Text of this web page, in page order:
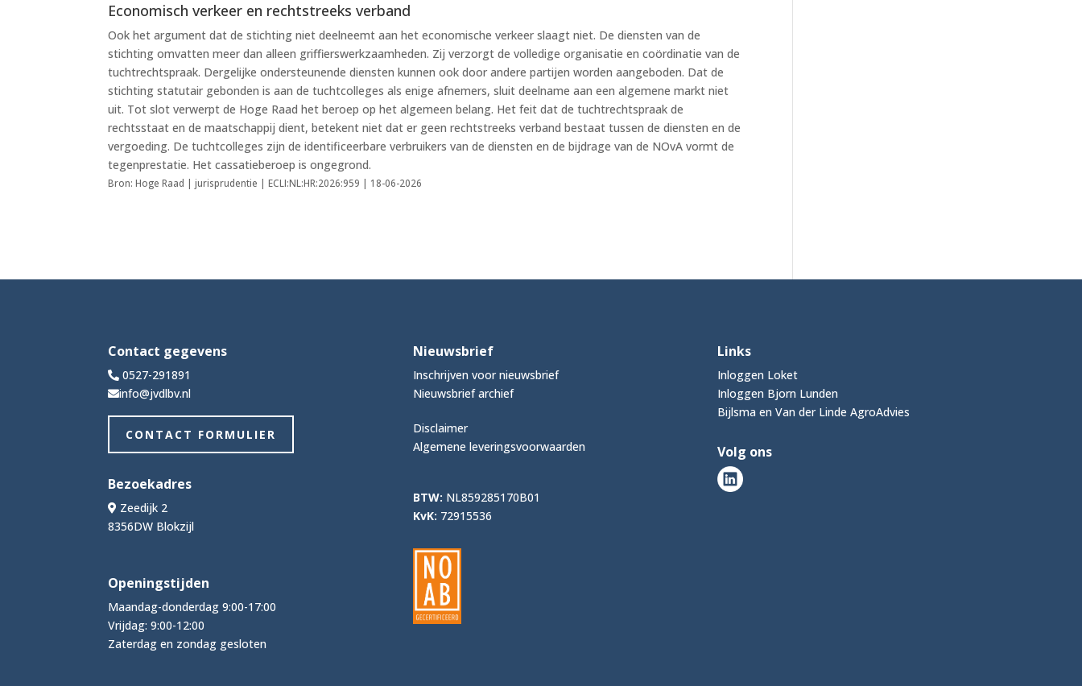
Economisch verkeer en rechtstreeks verband
Ook het argument dat de stichting niet deelneemt aan het economische verkeer slaagt niet. De diensten van de
stichting omvatten meer dan alleen griffierswerkzaamheden. Zij verzorgt de volledige organisatie en coördinatie van de
tuchtrechtspraak. Dergelijke ondersteunende diensten kunnen ook door andere partijen worden aangeboden. Dat de
stichting statutair gebonden is aan de tuchtcolleges als enige afnemers, sluit deelname aan een algemene markt niet
uit. Tot slot verwerpt de Hoge Raad het beroep op het algemeen belang. Het feit dat de tuchtrechtspraak de
rechtsstaat en de maatschappij dient, betekent niet dat er geen rechtstreeks verband bestaat tussen de diensten en de
vergoeding. De tuchtcolleges zijn de identificeerbare verbruikers van de diensten en de bijdrage van de NOvA vormt de
tegenprestatie. Het cassatieberoep is ongegrond.
Bron: Hoge Raad | jurisprudentie | ECLI:NL:HR:2026:959 | 18-06-2026
Contact gegevens
0527-291891
info@jvdlbv.nl
CONTACT FORMULIER
Bezoekadres
Zeedijk 2
8356DW Blokzijl
Openingstijden
Maandag-donderdag 9:00-17:00
Vrijdag: 9:00-12:00
Zaterdag en zondag gesloten
Nieuwsbrief
Inschrijven voor nieuwsbrief
Nieuwsbrief archief
Disclaimer
Algemene leveringsvoorwaarden
BTW: NL859285170B01
KvK: 72915536
Links
Inloggen Loket
Inloggen Bjorn Lunden
Bijlsma en Van der Linde AgroAdvies
Volg ons